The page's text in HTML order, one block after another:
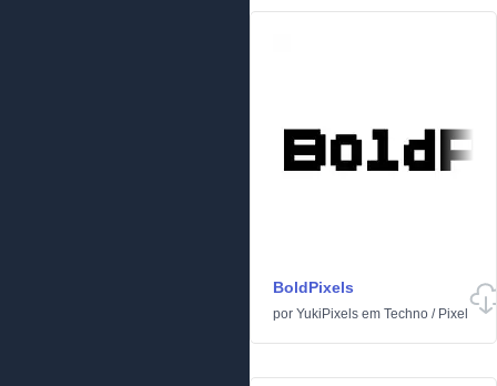
BoldPixels
por YukiPixels em Techno / Pixel